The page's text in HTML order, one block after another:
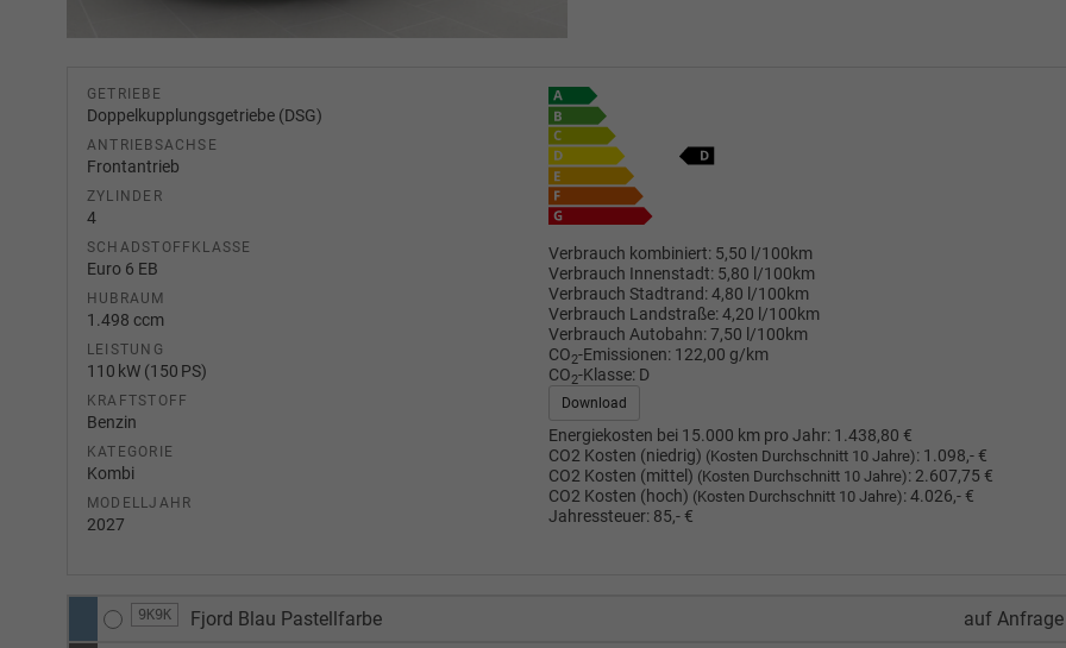
GETRIEBE
Doppelkupplungsgetriebe (DSG)
ANTRIEBSACHSE
Frontantrieb
ZYLINDER
4
SCHADSTOFFKLASSE
Euro 6 EB
HUBRAUM
1.498 ccm
LEISTUNG
110 kW (150 PS)
KRAFTSTOFF
Benzin
KATEGORIE
Kombi
MODELLJAHR
2027
Verbrauch kombiniert: 5,50 l/100km
Verbrauch Innenstadt: 5,80 l/100km
Verbrauch Stadtrand:4,80 l/100km
Verbrauch Landstraße:4,20 l/100km
Verbrauch Autobahn:7,50 l/100km
CO2-Emissionen: 122,00 g/km
CO2-Klasse: D
Download
Energiekosten bei 15.000 km pro Jahr: 1.438,80 €
CO2 Kosten (niedrig) (Kosten Durchschnitt 10 Jahre): 1.098,- €
CO2 Kosten (mittel) (Kosten Durchschnitt 10 Jahre): 2.607,75 €
CO2 Kosten (hoch) (Kosten Durchschnitt 10 Jahre):4.026,- €
Jahressteuer: 85,- €
9K9K Fjord Blau Pastellfarbe auf Anfrage